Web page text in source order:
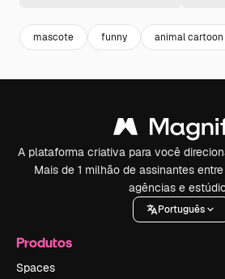
mascote funny animal cartoon
A plataforma criativa para você
Mais de 1 milhão de assinantes
agências e
Português
Produtos
Spaces